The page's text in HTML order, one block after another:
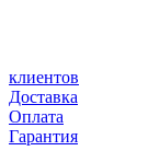
клиентов
Доставка
Оплата
Гарантия